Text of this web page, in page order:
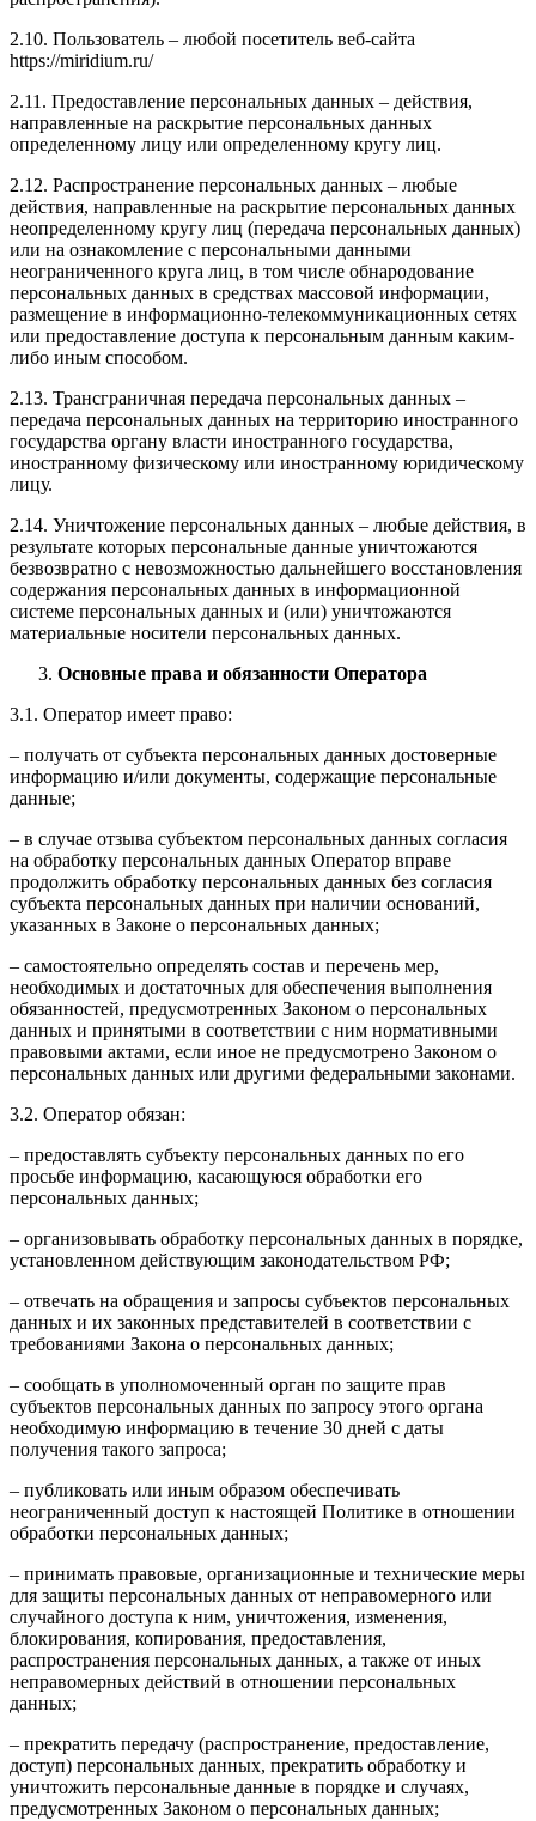
2.10. Пользователь – любой посетитель веб-сайта
https://miridium.ru/
2.11. Предоставление персональных данных – действия,
направленные на раскрытие персональных данных
определенному лицу или определенному кругу лиц.
2.12. Распространение персональных данных – любые
действия, направленные на раскрытие персональных данных
неопределенному кругу лиц (передача персональных данных)
или на ознакомление с персональными данными
неограниченного круга лиц, в том числе обнародование
персональных данных в средствах массовой информации,
размещение в информационно-телекоммуникационных сетях
или предоставление доступа к персональным данным каким-
либо иным способом.
2.13. Трансграничная передача персональных данных –
передача персональных данных на территорию иностранного
государства органу власти иностранного государства,
иностранному физическому или иностранному юридическому
лицу.
2.14. Уничтожение персональных данных – любые действия, в
результате которых персональные данные уничтожаются
безвозвратно с невозможностью дальнейшего восстановления
содержания персональных данных в информационной
системе персональных данных и (или) уничтожаются
материальные носители персональных данных.
Основные права и обязанности Оператора
3.1. Оператор имеет право:
– получать от субъекта персональных данных достоверные
информацию и/или документы, содержащие персональные
данные;
– в случае отзыва субъектом персональных данных согласия
на обработку персональных данных Оператор вправе
продолжить обработку персональных данных без согласия
субъекта персональных данных при наличии оснований,
указанных в Законе о персональных данных;
– самостоятельно определять состав и перечень мер,
необходимых и достаточных для обеспечения выполнения
обязанностей, предусмотренных Законом о персональных
данных и принятыми в соответствии с ним нормативными
правовыми актами, если иное не предусмотрено Законом о
персональных данных или другими федеральными законами.
3.2. Оператор обязан:
– предоставлять субъекту персональных данных по его
просьбе информацию, касающуюся обработки его
персональных данных;
– организовывать обработку персональных данных в порядке,
установленном действующим законодательством РФ;
– отвечать на обращения и запросы субъектов персональных
данных и их законных представителей в соответствии с
требованиями Закона о персональных данных;
– сообщать в уполномоченный орган по защите прав
субъектов персональных данных по запросу этого органа
необходимую информацию в течение 30 дней с даты
получения такого запроса;
– публиковать или иным образом обеспечивать
неограниченный доступ к настоящей Политике в отношении
обработки персональных данных;
– принимать правовые, организационные и технические меры
для защиты персональных данных от неправомерного или
случайного доступа к ним, уничтожения, изменения,
блокирования, копирования, предоставления,
распространения персональных данных, а также от иных
неправомерных действий в отношении персональных
данных;
– прекратить передачу (распространение, предоставление,
доступ) персональных данных, прекратить обработку и
уничтожить персональные данные в порядке и случаях,
предусмотренных Законом о персональных данных;